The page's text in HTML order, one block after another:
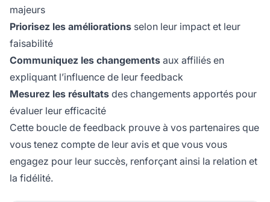
majeurs
Priorisez les améliorations selon leur impact et leur
faisabilité
Communiquez les changements aux affiliés en
expliquant l’influence de leur feedback
Mesurez les résultats des changements apportés pour
évaluer leur efficacité
Cette boucle de feedback prouve à vos partenaires que
vous tenez compte de leur avis et que vous vous
engagez pour leur succès, renforçant ainsi la relation et
la fidélité.